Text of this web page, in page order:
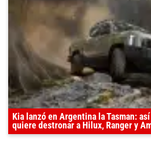
Kia lanzó en Argentina la Tasman:
quiere destronar a Hilux, Ranger y